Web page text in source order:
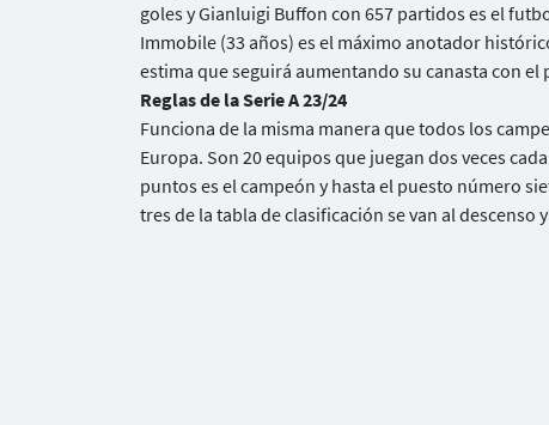
goles y Gianluigi Buffon con 657 partidos es el
Immobile (33 años) es el máximo anotador
estima que seguirá aumentando su canasta con el
Reglas de la Serie A 23/24
Funciona de la misma manera que todos los
Europa. Son 20 equipos que juegan dos veces
puntos es el campeón y hasta el puesto número
tres de la tabla de clasificación se van al descenso